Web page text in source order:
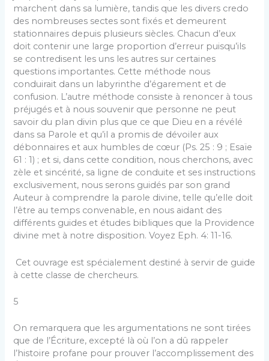
marchent dans sa lumière, tandis que les divers credo
des nombreuses sectes sont fixés et demeurent
stationnaires depuis plusieurs siècles. Chacun d’eux
doit contenir une large proportion d’erreur puisqu’ils
se contredisent les uns les autres sur certaines
questions importantes. Cette méthode nous
conduirait dans un labyrinthe d’égarement et de
confusion. L’autre méthode consiste à renoncer à tous
préjugés et à nous souvenir que personne ne peut
savoir du plan divin plus que ce que Dieu en a révélé
dans sa Parole et qu’il a promis de dévoiler aux
débonnaires et aux humbles de cœur (Ps. 25 : 9 ; Esaïe
61 : 1) ; et si, dans cette condition, nous cherchons, avec
zèle et sincérité, sa ligne de conduite et ses instructions
exclusivement, nous serons guidés par son grand
Auteur à comprendre la parole divine, telle qu’elle doit
l’être au temps convenable, en nous aidant des
différents guides et études bibliques que la Providence
divine met à notre disposition. Voyez Eph. 4: 11-16.
Cet ouvrage est spécialement destiné à servir de guide
à cette classe de chercheurs.
5
On remarquera que les argumentations ne sont tirées
que de l’Écriture, excepté là où l’on a dû rappeler
l’histoire profane pour prouver l’accomplissement des